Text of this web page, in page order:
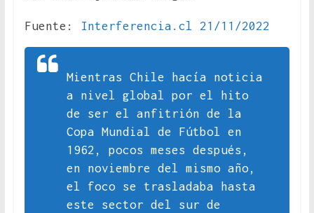
Fuente: Interferencia.cl 21/11/2022
Mientras Chile hacía noticia
a nivel global por el hito
de ser el anfitrión de la
Copa Mundial de Fútbol en
1962, pocos meses después,
en noviembre del mismo año,
el foco se trasladaba hasta
este sector del sur de